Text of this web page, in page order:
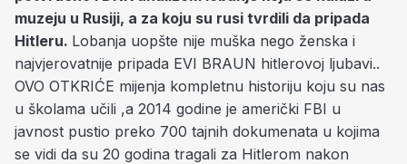
muzeju u Rusiji, a za koju su rusi tvrdili da pripada
Hitleru. Lobanja uopšte nije muška nego ženska i
najvjerovatnije pripada EVI BRAUN hitlerovoj ljubavi..
OVO OTKRIĆE mijenja kompletnu historiju koju su nas
u školama učili ,a 2014 godine je američki FBI u
javnost pustio preko 700 tajnih dokumenata u kojima
se vidi da su 20 godina tragali za Hitlerom nakon